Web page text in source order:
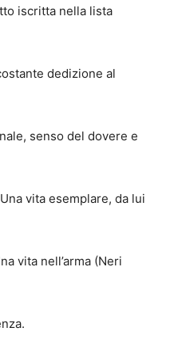
iscritta nella lista
dedizione al
senso del dovere e
vita esemplare, da lui
vita nell’arma (Neri